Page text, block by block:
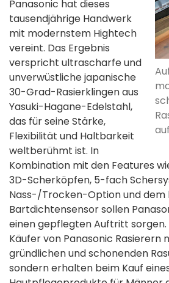
Panasonic hat dieses
tausendjährige Handwerk
mit modernstem Hightech
vereint. Das Ergebnis
verspricht ultrascharfe und
unverwüstliche japanische
30-Grad-Rasierklingen aus
Yasuki-Hagane-Edelstahl,
das für seine Stärke,
Flexibilität und Haltbarkeit
weltberühmt ist. In
Kombination mit den Features
3D-Scherköpfen, 5-fach
Nass-/Trocken-Option und
Bartdichtensensor sollen
einen gepflegten Auftritt
Käufer von Panasonic Rasierern
gründlichen und schonenden
sondern erhalten beim Kauf